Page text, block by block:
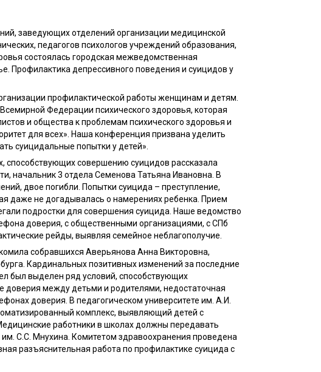
заведующих отделений организации медицинской
педагогов психологов учреждений образования,
состоялась городская межведомственная
Профилактика депрессивного поведения и суицидов у
профилактической работы женщинам и детям.
Федерации психического здоровья, которая
и общества к проблемам психического здоровья и
для всех». Наша конференция призвана уделить
суицидальные попытки у детей».
способствующих совершению суицидов рассказала
начальник 3 отдела Семенова Татьяна Ивановна. В
двое погибли. Попытки суицида – преступление,
даже не догадывалась о намерениях ребенка. Прием
подростки для совершения суицида. Наше ведомство
доверия, с общественными организациями, с СПб
рейды, выявляя семейное неблагополучие.
собравшихся Аверьянова Анна Викторовна,
Кардинальных позитивных изменений за последние
был выделен ряд условий, способствующих
доверия между детьми и родителями, недостаточная
доверия. В педагогическом университете им. А.И.
комплекс, выявляющий детей с
работники в школах должны передавать
С.С. Мнухина. Комитетом здравоохранения проведена
разъяснительная работа по профилактике суицида с